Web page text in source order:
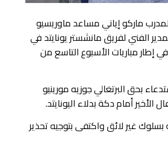
ماركو إياني مساعد ماوريسيو
الفني لفريق مانشستر يونايتد في
إطار مباريات الأسبوع التاسع من
بحق البرتغالي جوزيه مورينيو
أمام دكة بدلاء اليونايتد.
بسلوك غير لائق واكتفى بتوجيه تحذير